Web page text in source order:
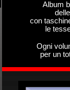
Album
con
le
Ogni
per un